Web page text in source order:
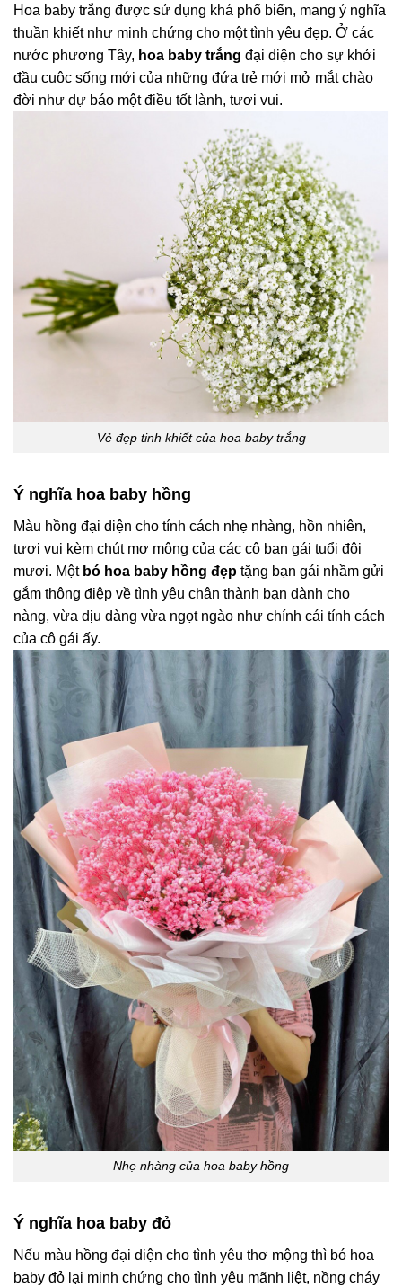
Hoa baby trắng được sử dụng khá phổ biến, mang ý nghĩa
thuần khiết như minh chứng cho một tình yêu đẹp. Ở các
nước phương Tây, hoa baby trắng đại diện cho sự khởi
đầu cuộc sống mới của những đứa trẻ mới mở mắt chào
đời như dự báo một điều tốt lành, tươi vui.
Vẻ đẹp tinh khiết của hoa baby trắng
Ý nghĩa hoa baby hồng
Màu hồng đại diện cho tính cách nhẹ nhàng, hồn nhiên,
tươi vui kèm chút mơ mộng của các cô bạn gái tuổi đôi
mươi. Một bó hoa baby hồng đẹp tặng bạn gái nhầm gửi
gắm thông điệp về tình yêu chân thành bạn dành cho
nàng, vừa dịu dàng vừa ngọt ngào như chính cái tính cách
của cô gái ấy.
Nhẹ nhàng của hoa baby hồng
Ý nghĩa hoa baby đỏ
Nếu màu hồng đại diện cho tình yêu thơ mộng thì bó hoa
baby đỏ lại minh chứng cho tình yêu mãnh liệt, nồng cháy